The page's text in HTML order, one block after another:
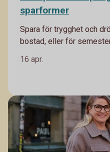
sparformer
Spara för trygghet och
bostad, eller för
vara klokt att spara i olika
Madelén Falkenhäll,
16 apr.